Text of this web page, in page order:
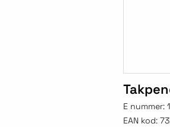
E nummer:
EAN kod: